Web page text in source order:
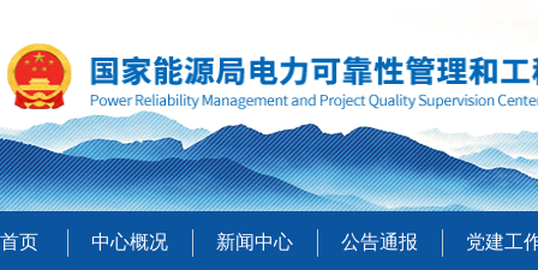
首页 中心概况 新闻中心 公告通报 党建工